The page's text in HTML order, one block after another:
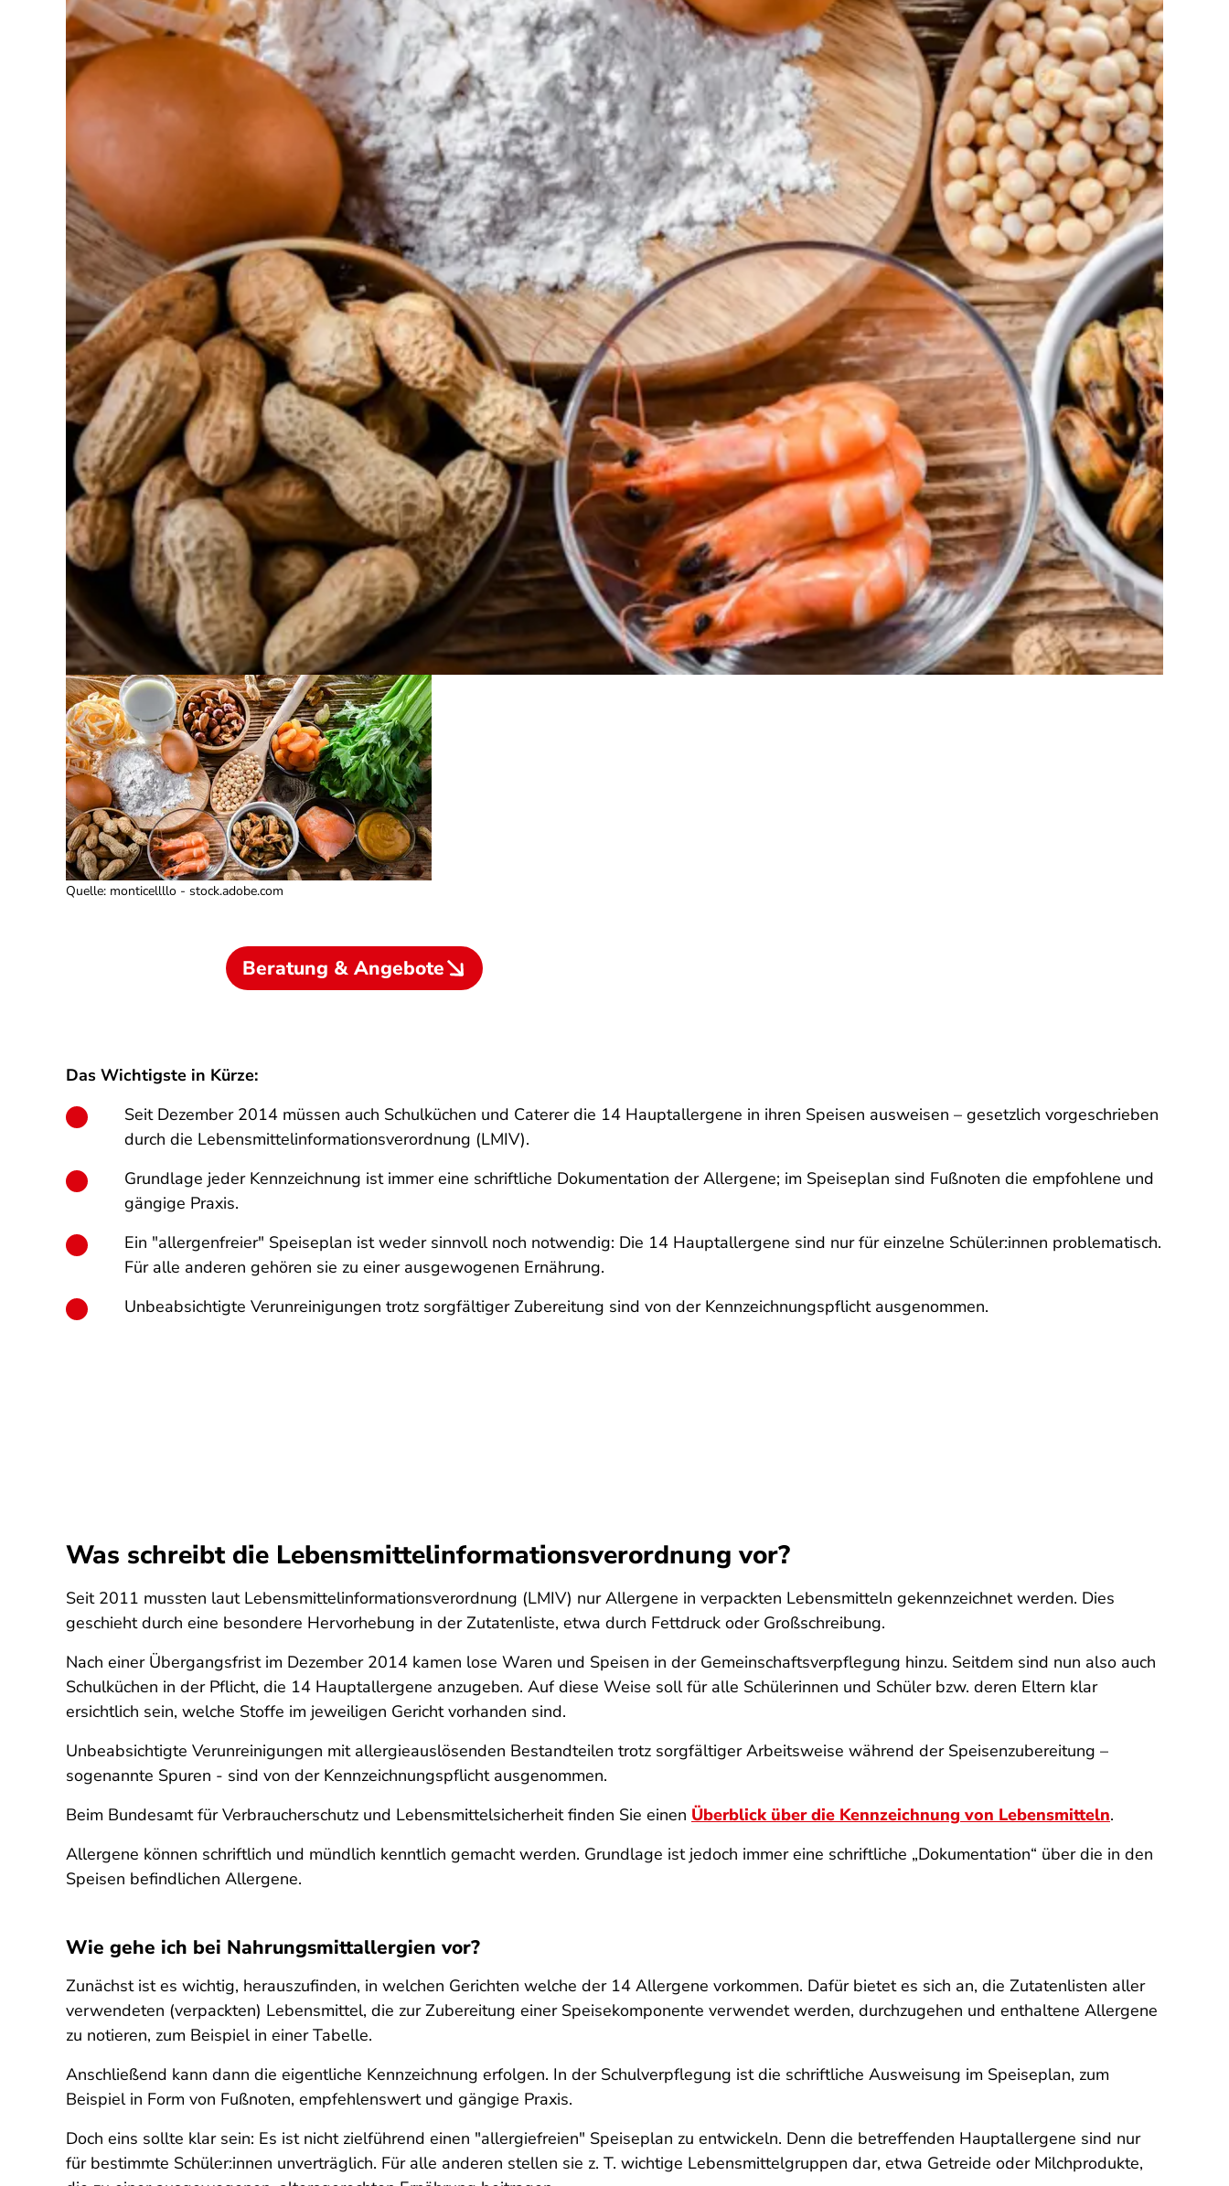
Quelle: monticellllo - stock.adobe.com
Beratung & Angebote
Das Wichtigste in Kürze:
Seit Dezember 2014 müssen auch Schulküchen und Caterer die 14 Hauptallergene in ihren Speisen ausweisen – gesetzlich vorgeschrieben
durch die Lebensmittelinformationsverordnung (LMIV).
Grundlage jeder Kennzeichnung ist immer eine schriftliche Dokumentation der Allergene; im Speiseplan sind Fußnoten die empfohlene und
gängige Praxis.
Ein "allergenfreier" Speiseplan ist weder sinnvoll noch notwendig: Die 14 Hauptallergene sind nur für einzelne Schüler:innen problematisch.
Für alle anderen gehören sie zu einer ausgewogenen Ernährung.
Unbeabsichtigte Verunreinigungen trotz sorgfältiger Zubereitung sind von der Kennzeichnungspflicht ausgenommen.
Was schreibt die Lebensmittelinformationsverordnung vor?
Seit 2011 mussten laut Lebensmittelinformationsverordnung (LMIV) nur Allergene in verpackten Lebensmitteln gekennzeichnet werden. Dies
geschieht durch eine besondere Hervorhebung in der Zutatenliste, etwa durch Fettdruck oder Großschreibung.
Nach einer Übergangsfrist im Dezember 2014 kamen lose Waren und Speisen in der Gemeinschaftsverpflegung hinzu. Seitdem sind nun also auch
Schulküchen in der Pflicht, die 14 Hauptallergene anzugeben. Auf diese Weise soll für alle Schülerinnen und Schüler bzw. deren Eltern klar
ersichtlich sein, welche Stoffe im jeweiligen Gericht vorhanden sind.
Unbeabsichtigte Verunreinigungen mit allergieauslösenden Bestandteilen trotz sorgfältiger Arbeitsweise während der Speisenzubereitung –
sogenannte Spuren - sind von der Kennzeichnungspflicht ausgenommen.
Beim Bundesamt für Verbraucherschutz und Lebensmittelsicherheit finden Sie einen Überblick über die Kennzeichnung von Lebensmitteln.
Allergene können schriftlich und mündlich kenntlich gemacht werden. Grundlage ist jedoch immer eine schriftliche „Dokumentation“ über die in den
Speisen befindlichen Allergene.
Wie gehe ich bei Nahrungsmittallergien vor?
Zunächst ist es wichtig, herauszufinden, in welchen Gerichten welche der 14 Allergene vorkommen. Dafür bietet es sich an, die Zutatenlisten aller
verwendeten (verpackten) Lebensmittel, die zur Zubereitung einer Speisekomponente verwendet werden, durchzugehen und enthaltene Allergene
zu notieren, zum Beispiel in einer Tabelle.
Anschließend kann dann die eigentliche Kennzeichnung erfolgen. In der Schulverpflegung ist die schriftliche Ausweisung im Speiseplan, zum
Beispiel in Form von Fußnoten, empfehlenswert und gängige Praxis.
Doch eins sollte klar sein: Es ist nicht zielführend einen "allergiefreien" Speiseplan zu entwickeln. Denn die betreffenden Hauptallergene sind nur
für bestimmte Schüler:innen unverträglich. Für alle anderen stellen sie z. T. wichtige Lebensmittelgruppen dar, etwa Getreide oder Milchprodukte,